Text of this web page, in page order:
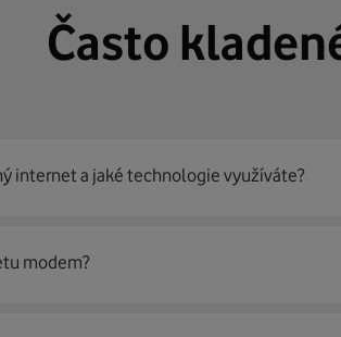
Často
internet a jaké technologie využíváte?
99 % českých domácností
modem?